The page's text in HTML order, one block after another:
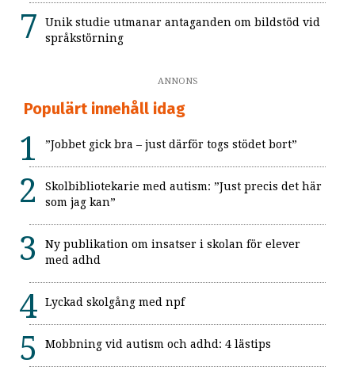
Unik studie utmanar antaganden om bildstöd vid
språkstörning
ANNONS
Populärt innehåll idag
”Jobbet gick bra – just därför togs stödet bort”
Skolbibliotekarie med autism: ”Just precis det här
som jag kan”
Ny publikation om insatser i skolan för elever
med adhd
Lyckad skolgång med npf
Mobbning vid autism och adhd: 4 lästips